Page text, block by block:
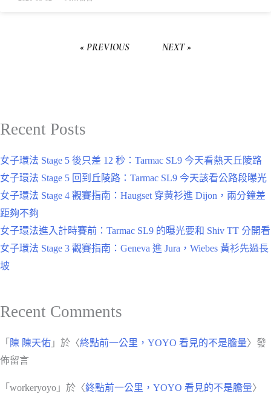
« PREVIOUS NEXT »
Recent Posts
女子環法 Stage 5 後只差 12 秒：Tarmac SL9 今天看熱天丘陵路
女子環法 Stage 5 回到丘陵路：Tarmac SL9 今天該看公路段曝光
女子環法 Stage 4 觀賽指南：Haugset 穿黃衫進 Dijon，兩分鐘差
距夠不夠
女子環法進入計時賽前：Tarmac SL9 的曝光要和 Shiv TT 分開看
女子環法 Stage 3 觀賽指南：Geneva 進 Jura，Wiebes 黃衫先過長
坡
Recent Comments
「 陳 陳天佑 」於〈終點前一公里，YOYO 看見的不是膽量〉發
佈留言
「 workeryoyo 」於〈終點前一公里，YOYO 看見的不是膽量〉